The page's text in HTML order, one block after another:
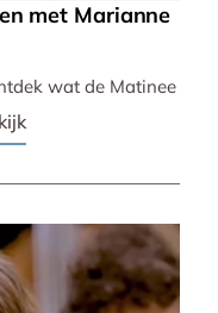
met Marianne
wat de Matinee